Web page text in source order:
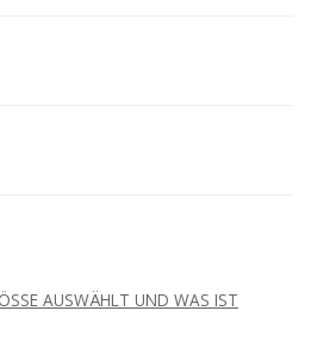
AUSWÄHLT UND WAS IST